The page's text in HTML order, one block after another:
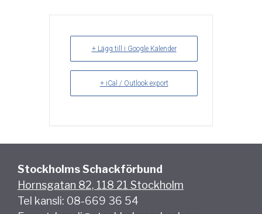
+ Lägg till i Google Kalender
+ iCal / Outlook export
Stockholms Schackförbund
Hornsgatan 82, 118 21 Stockholm
Tel kansli: 08-669 36 54